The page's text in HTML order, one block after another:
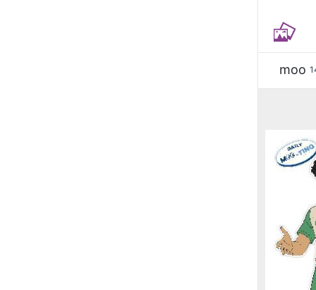
moo